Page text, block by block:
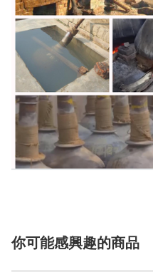
你可能感興趣的商品